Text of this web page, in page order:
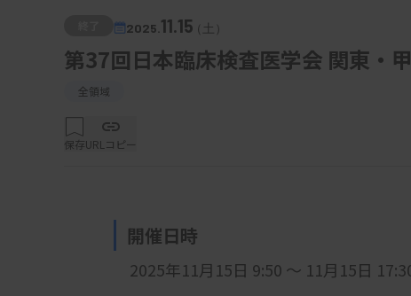
2025. 11.15（土）
第37回日本臨床検査医学会 関東・
全領域
保存URLコピー
開催日時
2025年11月15日 9:50 ～ 11月15日